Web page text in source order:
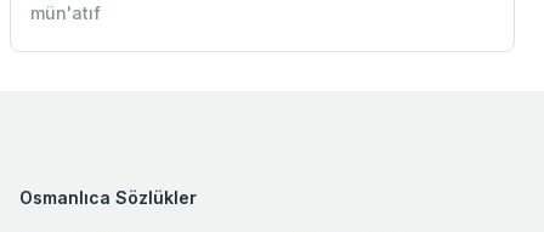
mün'atıf
Osmanlıca Sözlükler